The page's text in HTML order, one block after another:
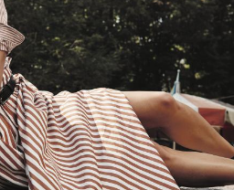
для сети магазинов
Project
проект